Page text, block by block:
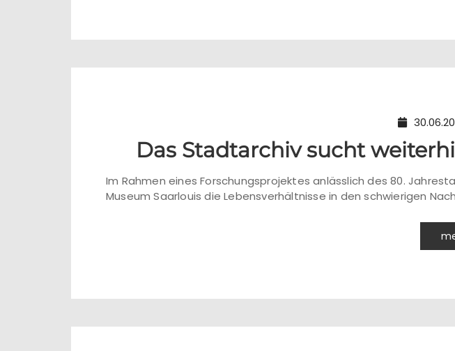
Das Stadtarchiv sucht
Im Rahmen eines Forschungsprojektes anlässlich des 80.
Museum Saarlouis die Lebensverhältnisse in den schwierigen